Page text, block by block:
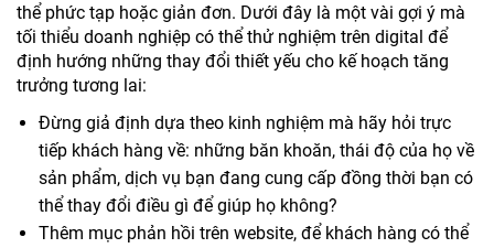
thể phức tạp hoặc giản đơn. Dưới đây là một vài gợi ý mà
tối thiểu doanh nghiệp có thể thử nghiệm trên digital để
định hướng những thay đổi thiết yếu cho kế hoạch tăng
trưởng tương lai:
Đừng giả định dựa theo kinh nghiệm mà hãy hỏi trực
tiếp khách hàng về: những băn khoăn, thái độ của họ về
sản phẩm, dịch vụ bạn đang cung cấp đồng thời bạn có
thể thay đổi điều gì để giúp họ không?
Thêm mục phản hồi trên website, để khách hàng có thể